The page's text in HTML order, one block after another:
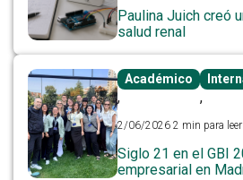
Paulina Juich creó
salud renal
Académico
, ,
2/06/2026 2 min para leer
Siglo 21 en el GBI
empresarial en